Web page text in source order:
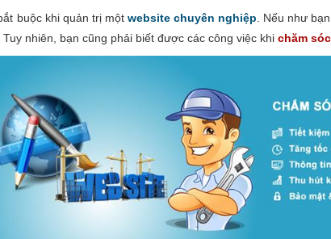
buộc khi quản trị một website chuyên nghiệp . Nếu như
nhiên, bạn cũng phải biết được các công việc khi chăm